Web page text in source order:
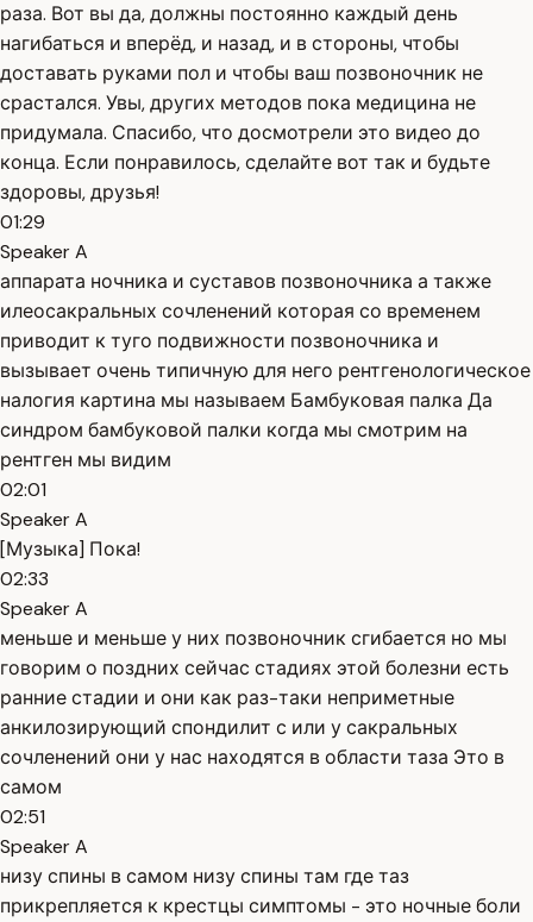
раза. Вот вы да, должны постоянно каждый день
нагибаться и вперёд, и назад, и в стороны, чтобы
доставать руками пол и чтобы ваш позвоночник не
срастался. Увы, других методов пока медицина не
придумала. Спасибо, что досмотрели это видео до
конца. Если понравилось, сделайте вот так и будьте
здоровы, друзья!
01:29
Speaker A
аппарата ночника и суставов позвоночника а также
илеосакральных сочленений которая со временем
приводит к туго подвижности позвоночника и
вызывает очень типичную для него рентгенологическое
налогия картина мы называем Бамбуковая палка Да
синдром бамбуковой палки когда мы смотрим на
рентген мы видим
02:01
Speaker A
[Музыка] Пока!
02:33
Speaker A
меньше и меньше у них позвоночник сгибается но мы
говорим о поздних сейчас стадиях этой болезни есть
ранние стадии и они как раз-таки неприметные
анкилозирующий спондилит с или у сакральных
сочленений они у нас находятся в области таза Это в
самом
02:51
Speaker A
низу спины в самом низу спины там где таз
прикрепляется к крестцы симптомы - это ночные боли